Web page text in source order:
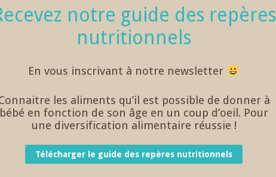
notre guide des repères
nutritionnels
En vous inscrivant à notre newsletter
les aliments qu’il est possible de donner à
bébé en fonction de son âge en un coup d’oeil. Pour
une diversification alimentaire réussie !
Télécharger le guide des repères nutritionnels